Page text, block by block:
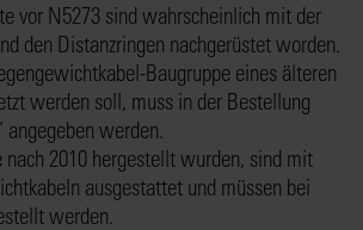
vor N5273 sind wahrscheinlich mit der
den Distanzringen nachgerüstet worden.
Baugruppe eines älteren
werden soll, muss in der Bestellung
angegeben werden.
nach 2010 hergestellt wurden, sind mit
ausgestattet und müssen bei
werden.